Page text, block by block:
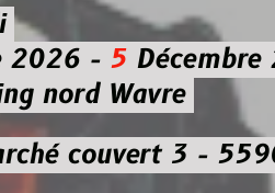
5Décembre 2026
Wavre
3 - 5590 Ciney